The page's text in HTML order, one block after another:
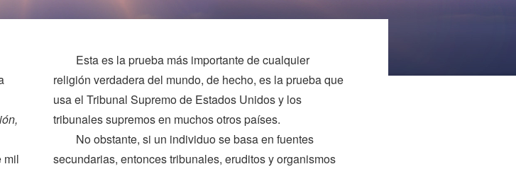
mil
Esta es la prueba más importante de cualquier
religión verdadera del mundo, de hecho, es la prueba que
usa el Tribunal Supremo de Estados Unidos y los
tribunales supremos en muchos otros países.
No obstante, si un individuo se basa en fuentes
secundarias, entonces tribunales, eruditos y organismos